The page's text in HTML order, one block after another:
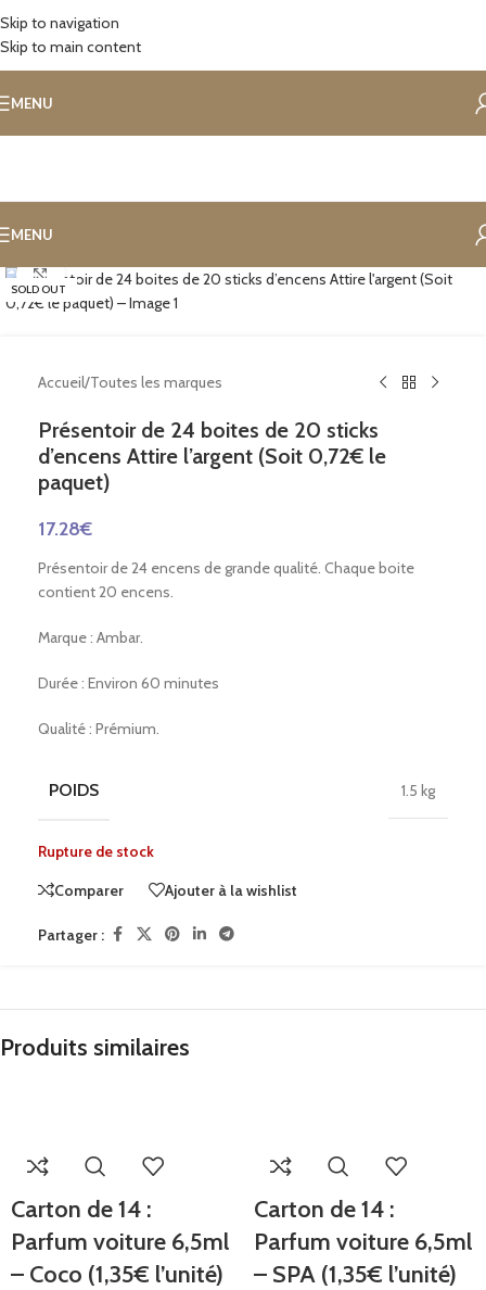
Skip to navigation
Skip to main content
MENU
MENU
SOLD OUT
Cliquez pour agrandir
Accueil/Toutes les marques
Présentoir de 24 boites de 20 sticks
d’encens Attire l’argent (Soit 0,72€ le
paquet)
17.28€
Présentoir de 24 encens de grande qualité. Chaque boite
contient 20 encens.
Marque : Ambar.
Durée : Environ 60 minutes
Qualité : Prémium.
POIDS 1.5 kg
Rupture de stock
Comparer
Ajouter à la wishlist
Partager :
Produits similaires
Carton de 14 :
Parfum voiture 6,5ml
– Coco (1,35€ l’unité)
Carton de 14 :
Parfum voiture 6,5ml
– SPA (1,35€ l’unité)